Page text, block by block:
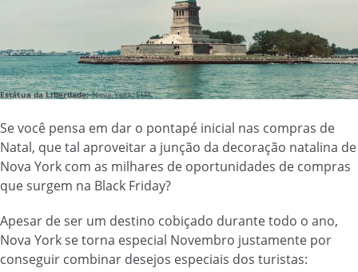
Estátua da Liberdade:Nova York, EUA.
Se você pensa em dar o pontapé inicial nas compras de
Natal, que tal aproveitar a junção da decoração natalina de
Nova York com as milhares de oportunidades de compras
que surgem na Black Friday?
Apesar de ser um destino cobiçado durante todo o ano,
Nova York se torna especial Novembro justamente por
conseguir combinar desejos especiais dos turistas: